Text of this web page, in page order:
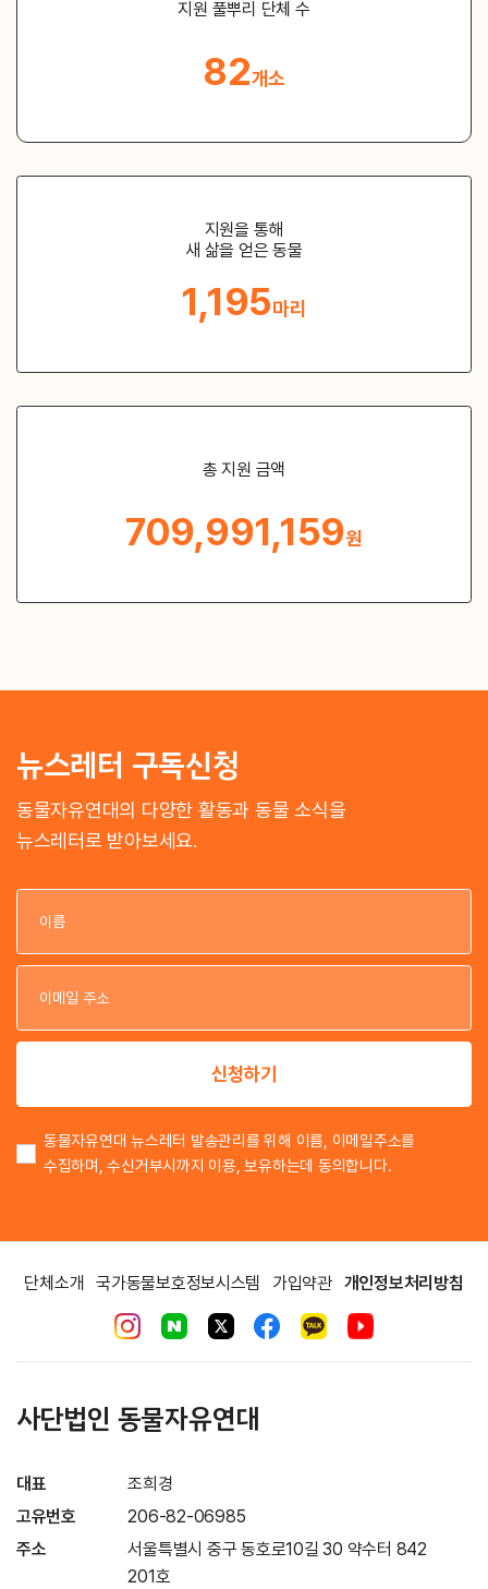
지원 풀뿌리 단체 수
82개소
지원을 통해
새 삶을 얻은 동물
1,195마리
총 지원 금액
709,991,159원
뉴스레터 구독신청
동물자유연대의 다양한 활동과 동물 소식을
뉴스레터로 받아보세요.
이
이
신청하기
동물자유연대 뉴스레터 발송관리를 위해 이름, 이메일주소를
수집하며, 수신거부시까지 이용, 보유하는데 동의합니다.
단체소개 국가동물보호정보시스템 가입약관 개인정보처리방침
사단법인 동물자유연대
대표
조희경
고유번호
206-82-06985
주소
서울특별시 중구 동호로10길 30 약수터 842
201호